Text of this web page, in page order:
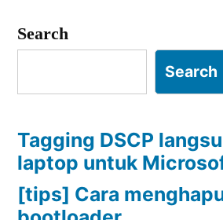
pagination
Search
Search
Tagging DSCP
laptop untuk
[tips] Cara